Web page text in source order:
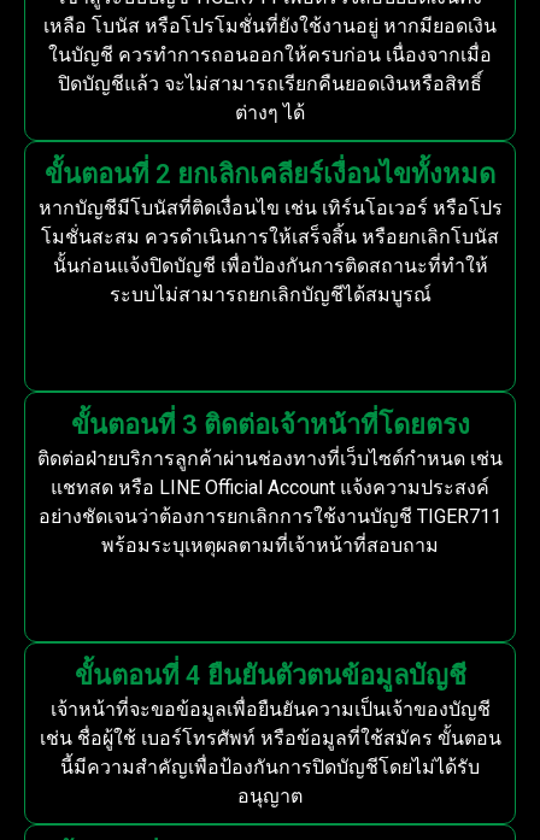
เหลือ โบนัส หรือโปรโมชั่นที่ยังใช้งานอยู่ หากมียอดเงิน
ในบัญชี ควรทำการถอนออกให้ครบก่อน เนื่องจากเมื่อ
ปิดบัญชีแล้ว จะไม่สามารถเรียกคืนยอดเงินหรือสิทธิ์
ต่างๆ ได้
ขั้นตอนที่ 2 ยกเลิกเคลียร์เงื่อนไขทั้งหมด
หากบัญชีมีโบนัสที่ติดเงื่อนไข เช่น เทิร์นโอเวอร์ หรือโปร
โมชั่นสะสม ควรดำเนินการให้เสร็จสิ้น หรือยกเลิกโบนัส
นั้นก่อนแจ้งปิดบัญชี เพื่อป้องกันการติดสถานะที่ทำให้
ระบบไม่สามารถยกเลิกบัญชีได้สมบูรณ์
ขั้นตอนที่ 3 ติดต่อเจ้าหน้าที่โดยตรง
ติดต่อฝ่ายบริการลูกค้าผ่านช่องทางที่เว็บไซต์กำหนด เช่น
แชทสด หรือ LINE Official Account แจ้งความประสงค์
อย่างชัดเจนว่าต้องการยกเลิกการใช้งานบัญชี TIGER711
พร้อมระบุเหตุผลตามที่เจ้าหน้าที่สอบถาม
ขั้นตอนที่ 4 ยืนยันตัวตนข้อมูลบัญชี
เจ้าหน้าที่จะขอข้อมูลเพื่อยืนยันความเป็นเจ้าของบัญชี
เช่น ชื่อผู้ใช้ เบอร์โทรศัพท์ หรือข้อมูลที่ใช้สมัคร ขั้นตอน
นี้มีความสำคัญเพื่อป้องกันการปิดบัญชีโดยไม่ได้รับ
อนุญาต